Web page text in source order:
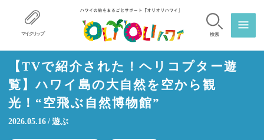
マイクリップ 検索
【TVで紹介された！ヘリコプター遊
覧】ハワイ島の大自然を空から観
光！“空飛ぶ自然博物館”
2026.05.16 遊ぶ